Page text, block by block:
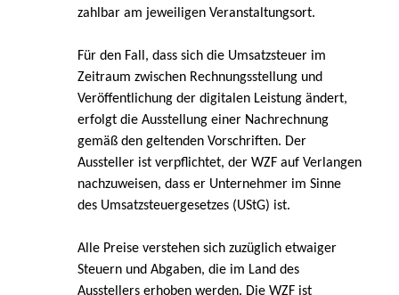
zahlbar am jeweiligen Veranstaltungsort.
Für den Fall, dass sich die Umsatzsteuer im
Zeitraum zwischen Rechnungsstellung und
Veröffentlichung der digitalen Leistung ändert,
erfolgt die Ausstellung einer Nachrechnung
gemäß den geltenden Vorschriften. Der
Aussteller ist verpflichtet, der WZF auf Verlangen
nachzuweisen, dass er Unternehmer im Sinne
des Umsatzsteuergesetzes (UStG) ist.
Alle Preise verstehen sich zuzüglich etwaiger
Steuern und Abgaben, die im Land des
Ausstellers erhoben werden. Die WZF ist